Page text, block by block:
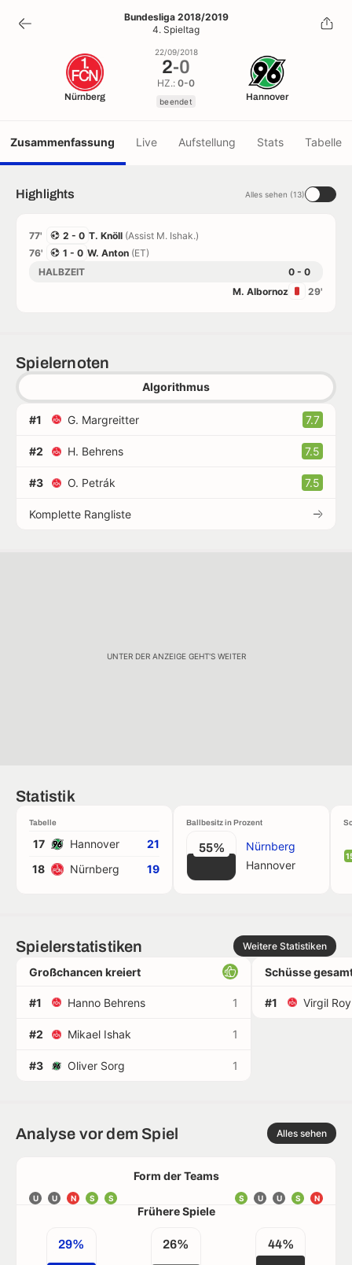
2-0
beendet
Bundesliga 2018/2019
4. Spieltag
Nürnberg
22/09/2018
2-0
HZ.: 0-0
beendet Hannover
Zusammenfassung Live Aufstellung Stats Tabelle
Highlights Alles sehen (13)
77' 2 - 0 T. Knöll (Assist M. Ishak.)
76'
1 - 0 W. Anton (ET)
HALBZEIT
0 - 0
29'
M. Albornoz
Spielernoten
Algorithmus
#1 G. Margreitter 7.7
#2 H. Behrens 7.5
#3 O. Petrák 7.5
Komplette Rangliste
UNTER DER ANZEIGE GEHT'S WEITER
Statistik
Tabelle
17 Hannover
21
18
Nürnberg 19
Ballbesitz in Prozent
55%
Nürnberg
Hannover
Spielerstatistiken Weitere Statistiken
Großchancen kreiert
#1 Hanno Behrens 1
#2 Mikael Ishak 1
#3 Oliver Sorg 1
Schüsse
#1 Virgil
Analyse vor dem Spiel Alles sehen
Form der Teams
U U N S S N
S
U
U
S
Frühere Spiele
29% 26% 44%